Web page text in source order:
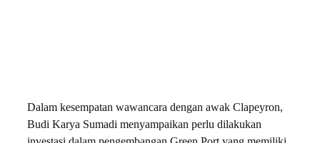
Dalam kesempatan wawancara dengan awak Clapeyron,
Budi Karya Sumadi menyampaikan perlu dilakukan